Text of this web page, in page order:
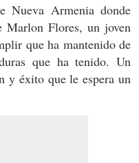
Nueva Armenia donde
Marlon Flores, un joven
que ha mantenido de
que ha tenido. Un
y éxito que le espera un